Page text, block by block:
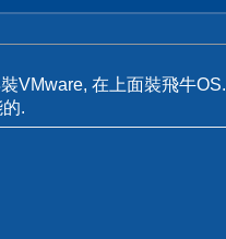
VMware, 在上面裝飛牛OS.
.